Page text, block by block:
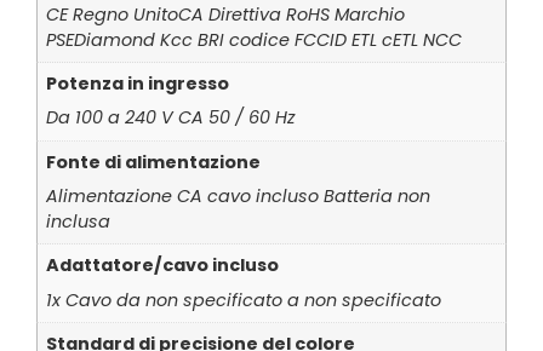
CE Regno UnitoCA Direttiva RoHS Marchio
PSEDiamond Kcc BRI codice FCCID ETL cETL NCC
Potenza in ingresso
Da 100 a 240 V CA 50 / 60 Hz
Fonte di alimentazione
Alimentazione CA cavo incluso Batteria non
inclusa
Adattatore/cavo incluso
1x Cavo da non specificato a non specificato
Standard di precisione del colore